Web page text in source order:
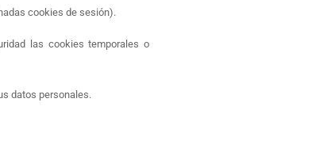
cookies de sesión).
las cookies temporales o
datos personales.